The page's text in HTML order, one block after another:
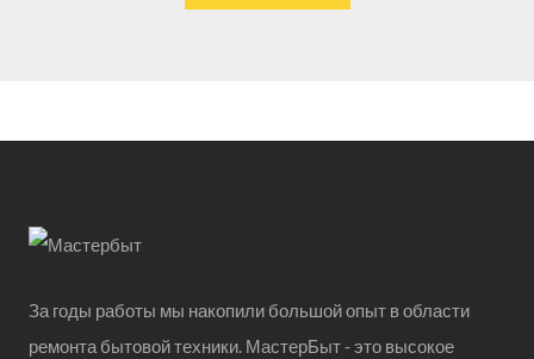
За годы работы мы накопили большой опыт в области
ремонта бытовой техники. МастерБыт - это высокое